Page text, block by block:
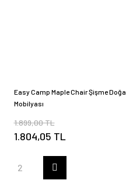
Easy Camp Maple Chair Şişme Doğa
Mobilyası
1.899,00 TL
1.804,05 TL
2